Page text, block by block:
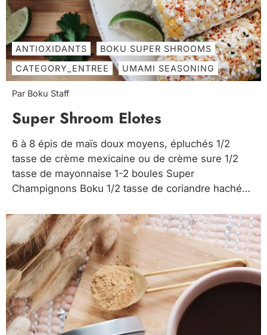
ANTIOXIDANTS
BOKU SUPER SHROOMS
CATEGORY_ENTREE
UMAMI SEASONING
Par Boku Staff
Super Shroom Elotes
6 à 8 épis de maïs doux moyens, épluchés 1/2
tasse de crème mexicaine ou de crème sure 1/2
tasse de mayonnaise 1-2 boules Super
Champignons Boku 1/2 tasse de coriandre hachée 1
de Cayenne 2 cuillères à café de zeste...